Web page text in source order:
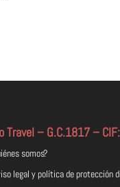
Travel – G.C.1817 –
somos?
legal y política de protección